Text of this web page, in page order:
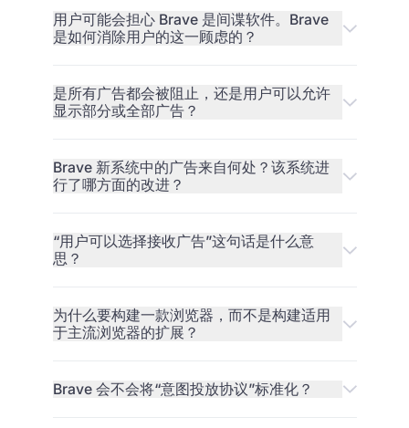
用户可能会担心 Brave 是间谍软件。Brave
是如何消除用户的这一顾虑的？
是所有广告都会被阻止，还是用户可以允许
显示部分或全部广告？
Brave 新系统中的广告来自何处？该系统进
行了哪方面的改进？
“用户可以选择接收广告”这句话是什么意
思？
为什么要构建一款浏览器，而不是构建适用
于主流浏览器的扩展？
Brave 会不会将“意图投放协议”标准化？